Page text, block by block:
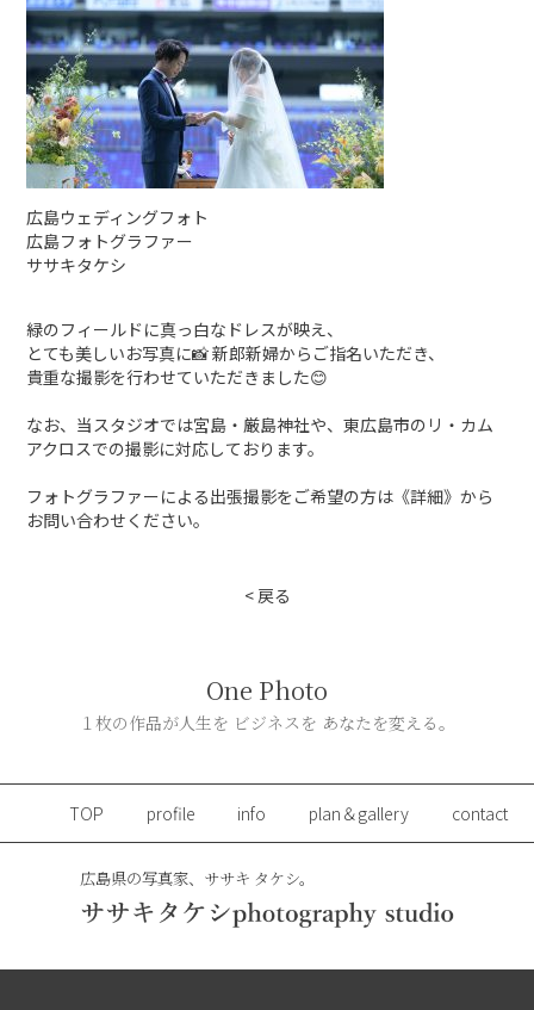
広島ウェディングフォト
広島フォトグラファー
ササキタケシ
緑のフィールドに真っ白なドレスが映え、
とても美しいお写真に📸 新郎新婦からご指名いただき、
貴重な撮影を行わせていただきました😊
なお、当スタジオでは宮島・厳島神社や、東広島市のリ・カム
アクロスでの撮影に対応しております。
フォトグラファーによる出張撮影をご希望の方は《詳細》から
お問い合わせください。
< 戻る
広島県の写真家、ササキ タケシ。
One Photo
１枚の作品が人生を ビジネスを あなたを変える。
TOP profile info plan＆gallery contact